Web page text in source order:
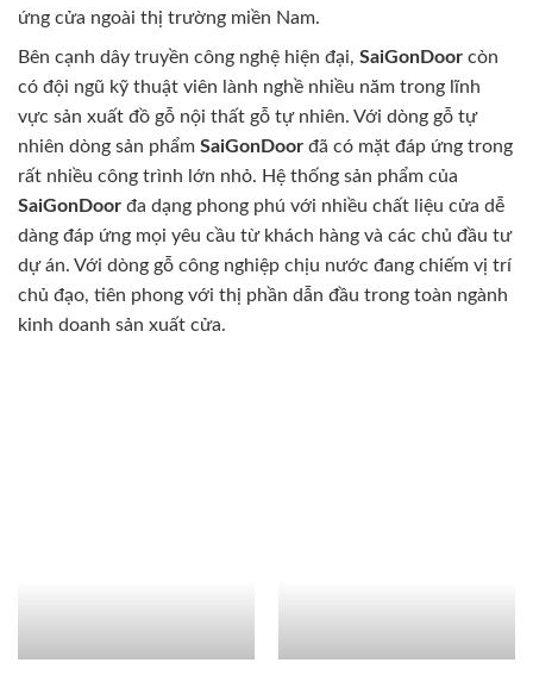
ứng cửa ngoài thị trường miền Nam.
Bên cạnh dây truyền công nghệ hiện đại, SaiGonDoor còn
có đội ngũ kỹ thuật viên lành nghề nhiều năm trong lĩnh
vực sản xuất đồ gỗ nội thất gỗ tự nhiên. Với dòng gỗ tự
nhiên dòng sản phẩm SaiGonDoor đã có mặt đáp ứng trong
rất nhiều công trình lớn nhỏ. Hệ thống sản phẩm của
SaiGonDoor đa dạng phong phú với nhiều chất liệu cửa dễ
dàng đáp ứng mọi yêu cầu từ khách hàng và các chủ đầu tư
dự án. Với dòng gỗ công nghiệp chịu nước đang chiếm vị trí
chủ đạo, tiên phong với thị phần dẫn đầu trong toàn ngành
kinh doanh sản xuất cửa.